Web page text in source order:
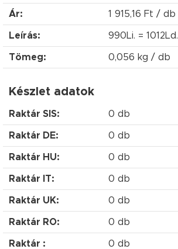
Ár: 1 915,16 Ft / db
Leírás: 990Li. = 1012Ld.
Tömeg: 0,056 kg / db
Készlet adatok
Raktár SIS: 0 db
Raktár DE: 0 db
Raktár HU: 0 db
Raktár IT: 0 db
Raktár UK: 0 db
Raktár RO: 0 db
Raktár : 0 db